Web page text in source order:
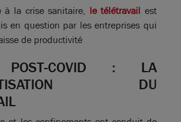
à la crise sanitaire, le télétravail est
en question par les entreprises qui
de productivité
POST-COVID : LA
DU